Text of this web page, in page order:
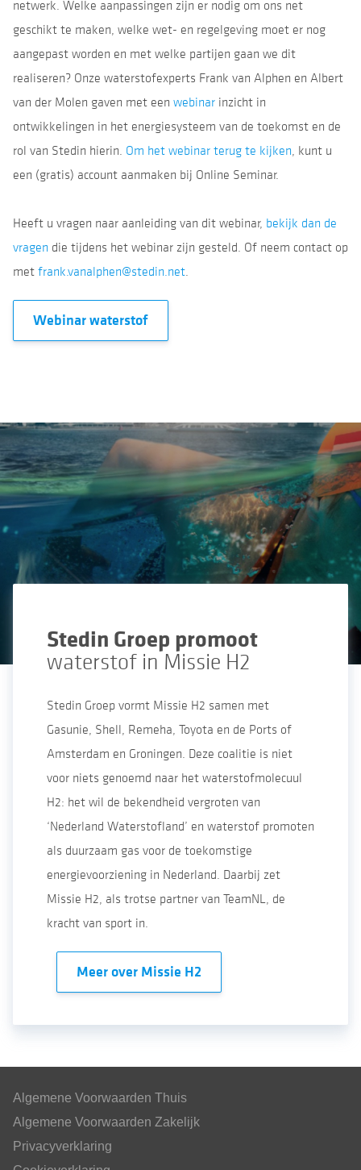
netwerk. Welke aanpassingen zijn er nodig om ons net
geschikt te maken, welke wet- en regelgeving moet er nog
aangepast worden en met welke partijen gaan we dit
realiseren? Onze waterstofexperts Frank van Alphen en Albert
van der Molen gaven met een webinar inzicht in
ontwikkelingen in het energiesysteem van de toekomst en de
rol van Stedin hierin. Om het webinar terug te kijken, kunt u
een (gratis) account aanmaken bij Online Seminar.
Heeft u vragen naar aanleiding van dit webinar, bekijk dan de
vragen die tijdens het webinar zijn gesteld. Of neem contact op
met frank.vanalphen@stedin.net.
Webinar waterstof
Stedin Groep promoot
waterstof in Missie H2
Stedin Groep vormt Missie H2 samen met
Gasunie, Shell, Remeha, Toyota en de Ports of
Amsterdam en Groningen. Deze coalitie is niet
voor niets genoemd naar het waterstofmolecuul
H2: het wil de bekendheid vergroten van
‘Nederland Waterstofland’ en waterstof promoten
als duurzaam gas voor de toekomstige
energievoorziening in Nederland. Daarbij zet
Missie H2, als trotse partner van TeamNL, de
kracht van sport in.
Meer over Missie H2
Algemene Voorwaarden Thuis
Algemene Voorwaarden Zakelijk
Privacyverklaring